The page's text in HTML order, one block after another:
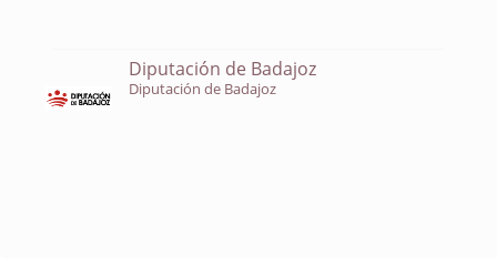
Diputación de Badajoz
Diputación de Badajoz